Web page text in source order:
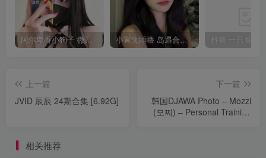
阿尔卑香小狗子 微密圈合集[40套][持续更新2023.12.14] 小宣先睡噜 岛遇合集[持续更新2025.08.27]
上一篇
JVID 辰辰 24期合集 [6.92G]
下一篇
韩国DJAWA Photo – Mozzi
(모찌) – Personal Training
相关推荐